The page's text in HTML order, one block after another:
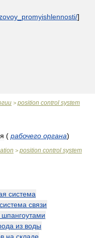
promyishlennosti/]
> position control system
( рабочего органа)
> position control system
система
система связи
шпангоутами
из воды